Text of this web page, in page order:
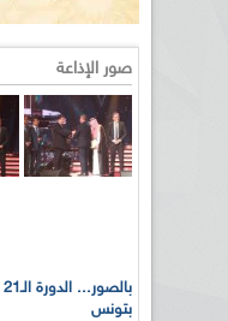
صور الإذاعة
بتونس